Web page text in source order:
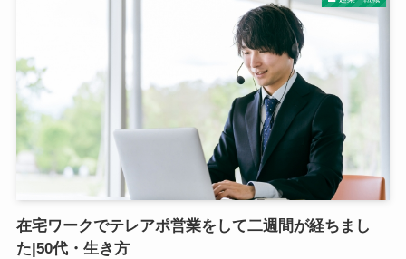
在宅ワークでテレアポ営業をして二週間が経ちまし
た|50代・生き方